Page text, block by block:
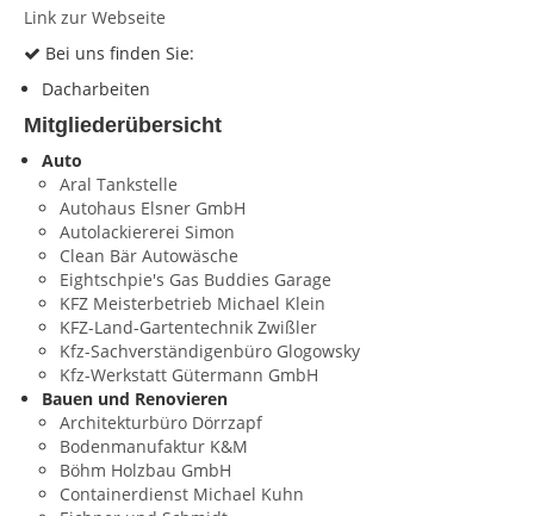
Datenschutz
Link zur Webseite
Bei uns finden Sie:
Dacharbeiten
Mitgliederübersicht
Auto
Aral Tankstelle
Autohaus Elsner GmbH
Autolackiererei Simon
Clean Bär Autowäsche
Eightschpie's Gas Buddies Garage
KFZ Meisterbetrieb Michael Klein
KFZ-Land-Gartentechnik Zwißler
Kfz-Sachverständigenbüro Glogowsky
Kfz-Werkstatt Gütermann GmbH
Bauen und Renovieren
Architekturbüro Dörrzapf
Bodenmanufaktur K&M
Böhm Holzbau GmbH
Containerdienst Michael Kuhn